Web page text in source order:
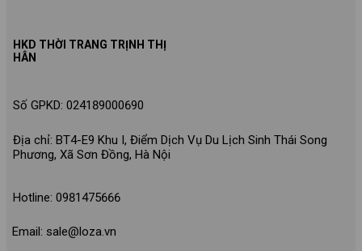
HKD THỜI TRANG TRỊNH THỊ
HÂN
Số GPKD: 024189000690
Địa chỉ: BT4-E9 Khu I, Điểm Dịch Vụ Du Lịch Sinh Thái Song
Phương, Xã Sơn Đồng, Hà Nội
Hotline: 0981475666
Email: sale@loza.vn